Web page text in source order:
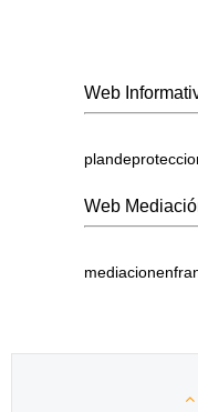
Web
Web